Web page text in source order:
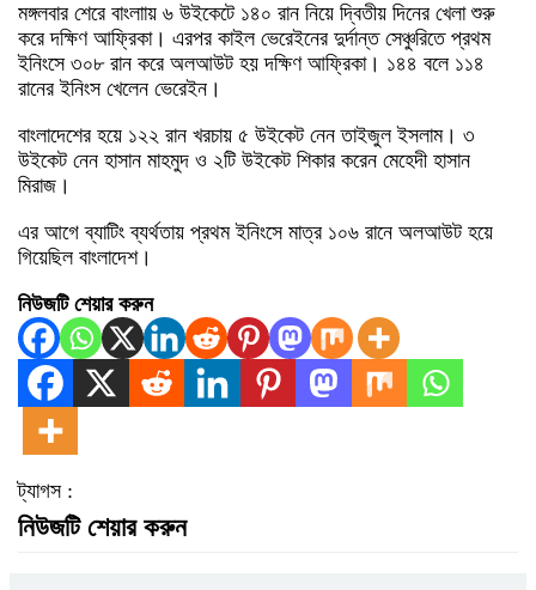
মঙ্গলবার শেরে বাংলাায় ৬ উইকেটে ১৪০ রান নিয়ে দ্বিতীয় দিনের খেলা শুরু
করে দক্ষিণ আফ্রিকা। এরপর কাইল ভেরেইনের দুর্দান্ত সেঞ্চুরিতে প্রথম
ইনিংসে ৩০৮ রান করে অলআউট হয় দক্ষিণ আফ্রিকা। ১৪৪ বলে ১১৪
রানের ইনিংস খেলেন ভেরেইন।
বাংলাদেশের হয়ে ১২২ রান খরচায় ৫ উইকেট নেন তাইজুল ইসলাম। ৩
উইকেট নেন হাসান মাহমুদ ও ২টি উইকেট শিকার করেন মেহেদী হাসান
মিরাজ।
এর আগে ব্যাটিং ব্যর্থতায় প্রথম ইনিংসে মাত্র ১০৬ রানে অলআউট হয়ে
গিয়েছিল বাংলাদেশ।
নিউজটি শেয়ার করুন
ট্যাগস :
নিউজটি শেয়ার করুন